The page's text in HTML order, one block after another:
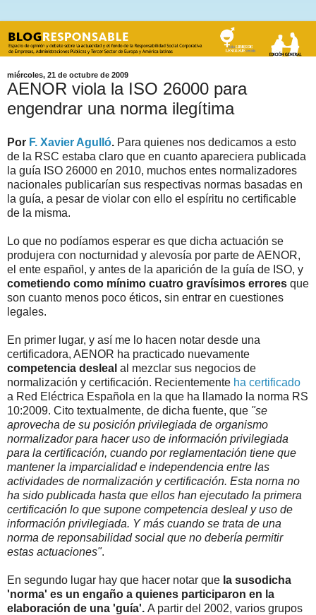
miércoles, 21 de octubre de 2009
AENOR viola la ISO 26000 para
engendrar una norma ilegítima
Por F. Xavier Agulló. Para quienes nos dedicamos a esto
de la RSC estaba claro que en cuanto apareciera publicada
la guía ISO 26000 en 2010, muchos entes normalizadores
nacionales publicarían sus respectivas normas basadas en
la guía, a pesar de violar con ello el espíritu no certificable
de la misma.
Lo que no podíamos esperar es que dicha actuación se
produjera con nocturnidad y alevosía por parte de AENOR,
el ente español, y antes de la aparición de la guía de ISO, y
cometiendo como mínimo cuatro gravísimos errores que
son cuanto menos poco éticos, sin entrar en cuestiones
legales.
En primer lugar, y así me lo hacen notar desde una
certificadora, AENOR ha practicado nuevamente
competencia desleal al mezclar sus negocios de
normalización y certificación. Recientemente ha certificado
a Red Eléctrica Española en la que ha llamado la norma RS
10:2009. Cito textualmente, de dicha fuente, que "se
aprovecha de su posición privilegiada de organismo
normalizador para hacer uso de información privilegiada
para la certificación, cuando por reglamentación tiene que
mantener la imparcialidad e independencia entre las
actividades de normalización y certificación. Esta norna no
ha sido publicada hasta que ellos han ejecutado la primera
certificación lo que supone competencia desleal y uso de
información privilegiada. Y más cuando se trata de una
norma de reponsabilidad social que no debería permitir
estas actuaciones".
En segundo lugar hay que hacer notar que la susodicha
'norma' es un engaño a quienes participaron en la
elaboración de una 'guía'. A partir del 2002, varios grupos